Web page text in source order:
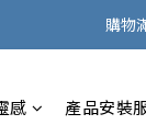
購物
感 產品安裝